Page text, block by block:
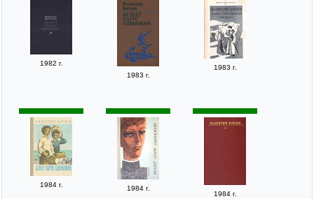
1982 г.
1983 г.
1983 г.
1984 г. 1984 г.
1984 г.